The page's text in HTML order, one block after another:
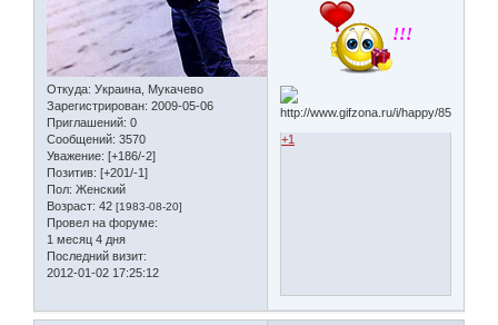
Откуда: Украина, Мукачево
Зарегистрирован: 2009-05-06
Приглашений: 0
Сообщений: 3570
Уважение: [+186/-2]
Позитив: [+201/-1]
Пол: Женский
Возраст: 42 [1983-08-20]
Провел на форуме:
1 месяц 4 дня
Последний визит:
2012-01-02 17:25:12
!!!
+1